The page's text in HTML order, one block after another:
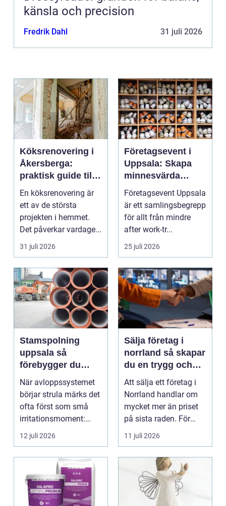
känsla och precision
Fredrik Dahl 31 juli 2026
Köksrenovering i
Åkersberga:
praktisk guide till
ett smartare kök
En köksrenovering är
ett av de största
projekten i hemmet.
Det påverkar vardage...
31 juli 2026
Företagsevent i
Uppsala: Skapa
minnesvärda
möten som bygger
starkare team
Företagsevent Uppsala
är ett samlingsbegrepp
för allt från mindre
after work-tr...
25 juli 2026
Stamspolning
uppsala så
förebygger du
stopp och
vattenskador i
fastigheten
När avloppssystemet
börjar strula märks det
ofta först som små
irritationsmoment:
långsam avrinning ...
12 juli 2026
Sälja företag i
norrland så skapar
du en trygg och
lönsam affär
Att sälja ett företag i
Norrland handlar om
mycket mer än priset
på sista raden. För
många entrepren...
11 juli 2026